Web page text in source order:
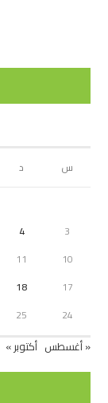
س د
3
4
10
11
17
18
24
25
« أغسطس أكتوبر »